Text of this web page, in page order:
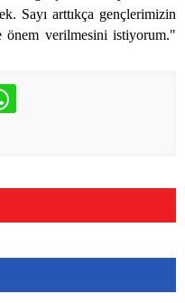
Sayı arttıkça gençlerimizin
önem verilmesini istiyorum."